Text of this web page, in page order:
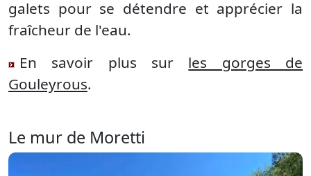
galets pour se détendre et apprécier la
fraîcheur de l'eau.
En savoir plus sur les gorges de
Gouleyrous.
Le mur de Moretti